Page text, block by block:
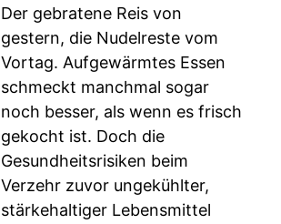
Der gebratene Reis von
gestern, die Nudelreste vom
Vortag. Aufgewärmtes Essen
schmeckt manchmal sogar
noch besser, als wenn es frisch
gekocht ist. Doch die
Gesundheitsrisiken beim
Verzehr zuvor ungekühlter,
stärkehaltiger Lebensmittel